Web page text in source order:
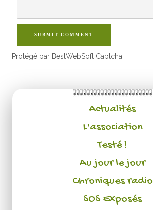
SUBMIT COMMENT
Protégé par BestWebSoft Captcha
Actualités
L'association
Testé !
Au jour le jour
Chroniques radio
SOS Exposés